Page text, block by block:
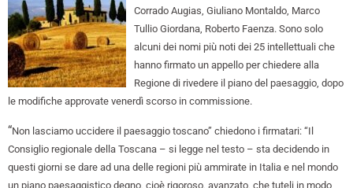
Corrado Augias, Giuliano Montaldo, Marco
Tullio Giordana, Roberto Faenza. Sono solo
alcuni dei nomi più noti dei 25 intellettuali che
hanno firmato un appello per chiedere alla
Regione di rivedere il piano del paesaggio, dopo
le modifiche approvate venerdì scorso in commissione.
“Non lasciamo uccidere il paesaggio toscano” chiedono i firmatari: “Il
Consiglio regionale della Toscana – si legge nel testo – sta decidendo in
questi giorni se dare ad una delle regioni più ammirate in Italia e nel mondo
un piano paesaggistico degno, cioè rigoroso, avanzato, che tuteli in modo